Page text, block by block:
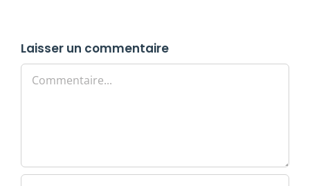
Laisser un commentaire
Commentaire